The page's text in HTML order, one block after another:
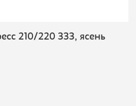
210/220 ЗЗЗ, ясень